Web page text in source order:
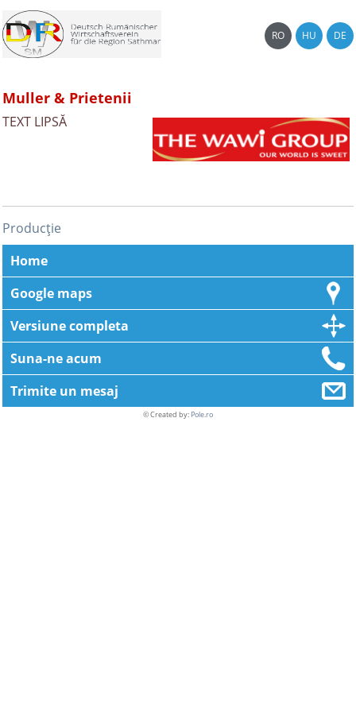
RO HU DE
Muller & Prietenii
TEXT LIPSĂ
Producție
Home
Google maps
Versiune completa
Suna-ne acum
Trimite un mesaj
© Created by: Pole.ro